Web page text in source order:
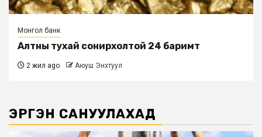
Монгол банк
Алтны тухай сонирхолтой 24 баримт
2 жил ago Аюуш Энхтуул
ЭРГЭН САНУУЛАХАД